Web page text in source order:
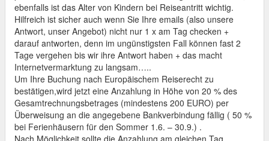
ebenfalls ist das Alter von Kindern bei Reiseantritt wichtig.
Hilfreich ist sicher auch wenn Sie Ihre emails (also unsere
Antwort, unser Angebot) nicht nur 1 x am Tag checken +
darauf antworten, denn im ungünstigsten Fall können fast 2
Tage vergehen bis wir ihre Antwort haben + das macht
Internetvermarktung zu langsam…..
Um Ihre Buchung nach Europäischem Reiserecht zu
bestätigen,wird jetzt eine Anzahlung in Höhe von 20 % des
Gesamtrechnungsbetrages (mindestens 200 EURO) per
Überweisung an die angegebene Bankverbindung fällig ( 50 %
bei Ferienhäusern für den Sommer 1.6. – 30.9.) .